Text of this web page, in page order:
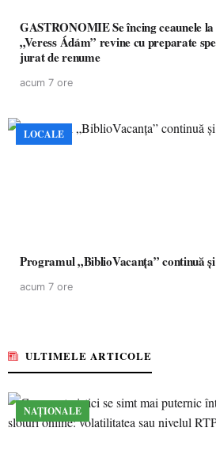
GASTRONOMIE Se încing ceaunele la Satu Mare! Concursul
„Veress Ádám” revine cu preparate
jurat de renume
acum 7 ore
LOCALE
Programul „BiblioVacanța” continuă
acum 7 ore
ULTIMELE ARTICOLE
NAȚIONALE